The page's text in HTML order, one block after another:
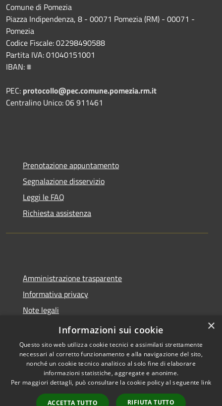
Comune di Pomezia
Piazza Indipendenza, 8 - 00071 Pomezia (RM) - 00071 -
Pomezia
Codice Fiscale: 02298490588
Partita IVA: 01040151001
IBAN: #
PEC: protocollo@pec.comune.pomezia.rm.it
Centralino Unico: 06 911461
Prenotazione appuntamento
Segnalazione disservizio
Leggi le FAQ
Richiesta assistenza
Amministrazione trasparente
Informativa privacy
Note legali
Dichiarazione di accessibilità
Accessibilità
Copyright © 2026 • Città di
Pomezia • Powered by
Municipium• Accesso
×
Informazioni sui cookie
Questo sito web utilizza cookie tecnici e assimilati strettamente
necessari al corretto funzionamento e alla navigazione del sito,
nonché un cookie tecnico analitico al solo fine di elaborare
informazioni statistiche, aggregate e anonime.
Per maggiori dettagli, può consultare la cookie policy al seguente link
ACCETTA TUTTO RIFIUTA TUTTO